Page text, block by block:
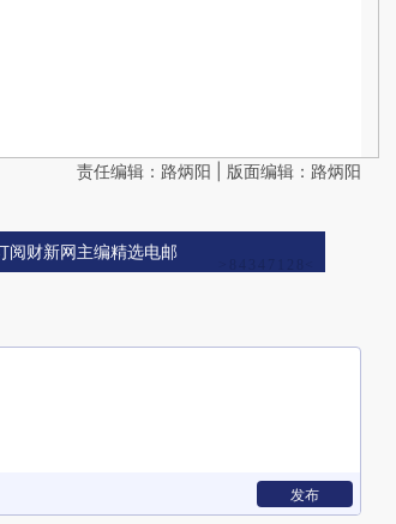
责任编辑：路炳阳 | 版面编辑：路炳阳
阅财新网主编精选电邮
发布